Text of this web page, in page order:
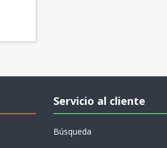
Servicio al cliente
Búsqueda